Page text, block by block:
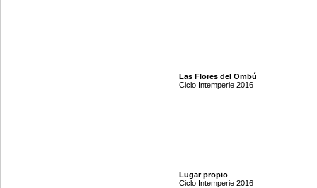
Las Flores del Ombú
Ciclo Intemperie 2016
Lugar propio
Ciclo Intemperie 2016